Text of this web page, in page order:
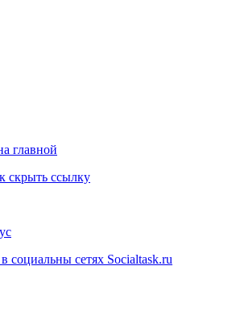
главной
скрыть ссылку
социальны сетях Socialtask.ru